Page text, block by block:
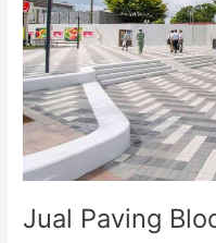
Jual Paving